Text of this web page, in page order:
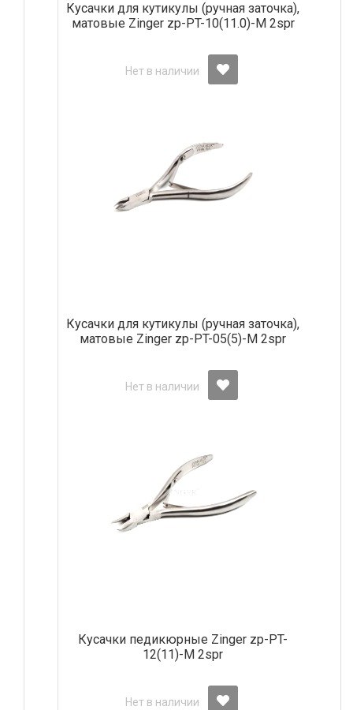
Кусачки для кутикулы (ручная заточка),
матовые Zinger zp-PT-10(11.0)-M 2spr
Нет в наличии
Кусачки для кутикулы (ручная заточка),
матовые Zinger zp-PT-05(5)-M 2spr
Нет в наличии
Кусачки педикюрные Zinger zp-PT-
12(11)-M 2spr
Нет в наличии